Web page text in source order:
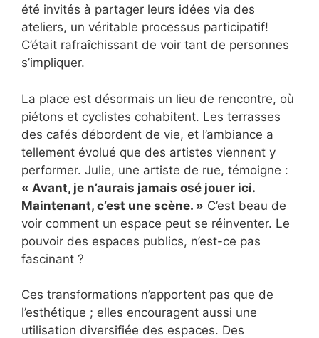
été invités à partager leurs idées via des
ateliers, un véritable processus participatif!
C’était rafraîchissant de voir tant de personnes
s’impliquer.
La place est désormais un lieu de rencontre, où
piétons et cyclistes cohabitent. Les terrasses
des cafés débordent de vie, et l’ambiance a
tellement évolué que des artistes viennent y
performer. Julie, une artiste de rue, témoigne :
« Avant, je n’aurais jamais osé jouer ici.
Maintenant, c’est une scène. » C’est beau de
voir comment un espace peut se réinventer. Le
pouvoir des espaces publics, n’est-ce pas
fascinant ?
Ces transformations n’apportent pas que de
l’esthétique ; elles encouragent aussi une
utilisation diversifiée des espaces. Des